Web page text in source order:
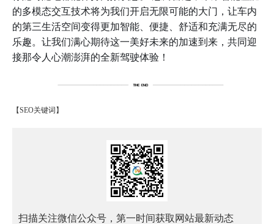
的多模态交互技术将为我们开启无限可能的大门，让车内
的第三生活空间变得更加智能、便捷、舒适和充满无尽的
乐趣。让我们满心期待这一美好未来的加速到来，共同迎
接那令人心潮澎湃的全新驾驶体验！
【SEO关键词】
扫描关注微信公众号，第一时间获取网站最新动态